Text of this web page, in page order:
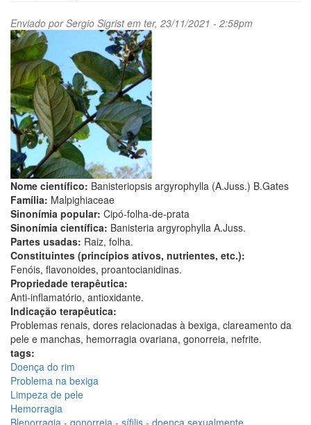
Enviado porSergio Sigristem ter, 23/11/2021 - 2:58pm
Nome científico: Banisteriopsis argyrophylla (A.Juss.) B.Gates
Família: Malpighiaceae
Sinonímia popular: Cipó-folha-de-prata
Sinonímia científica: Banisteria argyrophylla A.Juss.
Partes usadas: Raiz, folha.
Constituintes (princípios ativos, nutrientes, etc.):
Fenóis, flavonoides, proantocianidinas.
Propriedade terapêutica:
Anti-inflamatório, antioxidante.
Indicação terapêutica:
Problemas renais, dores relacionadas à bexiga, clareamento da
pele e manchas, hemorragia ovariana, gonorreia, nefrite.
tags:
Doença do rim
Problema na bexiga
Limpeza de pele
Hemorragia
Blenorragia - gonorreia - sífilis - doença sexualmente